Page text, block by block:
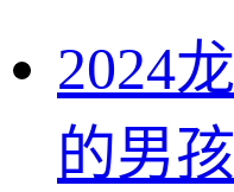
2024
的男